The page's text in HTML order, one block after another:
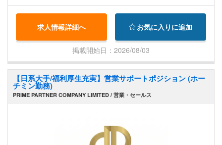
求人情報詳細へ お気に入りに追加
掲載開始日：2026/08/03
【日系大手/福利厚生充実】営業サポートポジション (ホー
チミン勤務)
PRIME PARTNER COMPANY LIMITED / 営業・セールス